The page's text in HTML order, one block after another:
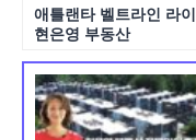
애틀랜타 벨트라인 라
현은영 부동산